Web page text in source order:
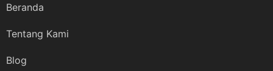
Beranda
Tentang Kami
Blog